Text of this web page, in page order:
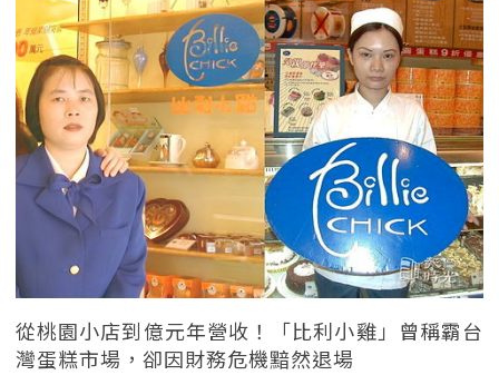
從桃園小店到億元年營收！「比利小雞」曾稱霸台
灣蛋糕市場，卻因財務危機黯然退場